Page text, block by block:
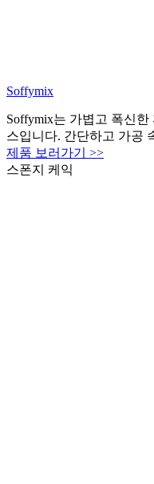
Soffymix
Soffymix는 가볍고 폭신
스입니다. 간단하고 가공
제품 보러가기 >>
스폰지 케익